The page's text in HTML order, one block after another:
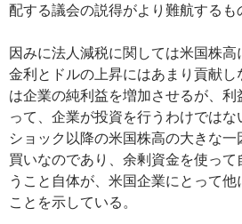
配する議会の説得がより難航するも
因みに法人減税に関しては米国株
金利とドルの上昇にはあまり貢献
は企業の純利益を増加させるが、
って、企業が投資を行うわけでは
ショック以降の米国株高の大きな
買いなのであり、余剰資金を使っ
うこと自体が、米国企業にとって他
ことを示している。